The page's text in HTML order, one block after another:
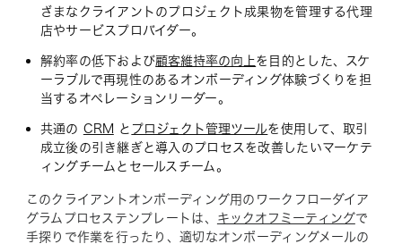
ざまなクライアントのプロジェクト成果物を管理する代理
店やサービスプロバイダー。
解約率の低下および顧客維持率の向上を目的とした、スケ
ーラブルで再現性のあるオンボーディング体験づくりを担
当するオペレーションリーダー。
共通の CRM と プロジェクト管理ツールを使用して、取引
成立後の引き継ぎと導入のプロセスを改善したいマーケテ
ィングチームとセールスチーム。
このクライアントオンボーディング用のワークフローダイア
グラムプロセステンプレートは、 キックオフミーティングで
手探りで作業を行ったり、適切なオンボーディングメールの